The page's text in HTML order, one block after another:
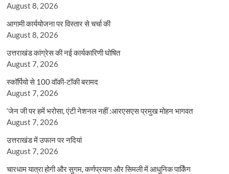
August 8, 2026
आगामी कार्ययोजना पर विस्तार से चर्चा की
August 8, 2026
उत्तराखंड कांग्रेस की नई कार्यकारिणी घोषित
August 7, 2026
स्कॉर्पियो से 100 वॉकी-टॉकी बरामद
August 7, 2026
‘जेन जी पर हमें भरोसा, एंटी नेशनल नहीं :आरएसएस प्रमुख मोहन भागवत
August 7, 2026
उत्तराखंड में उफान पर नदियां
August 7, 2026
चारधाम यात्रा होगी और सुगम, कर्णप्रयाग और सिमली में आधुनिक पार्किंग